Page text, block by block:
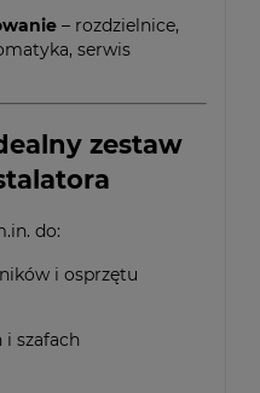
– rozdzielnice,
serwis
zestaw
do:
i osprzętu
szafach